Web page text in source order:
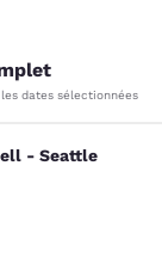
les dates sélectionnées
-
- Seattle